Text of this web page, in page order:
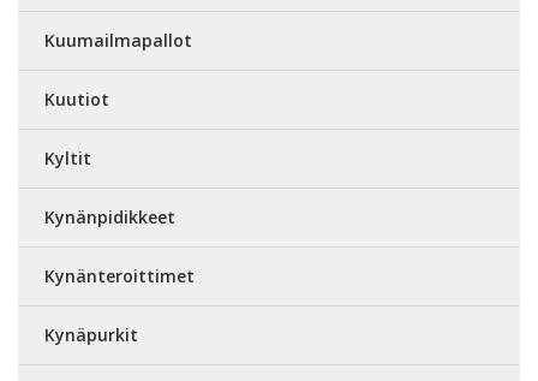
Kuumailmapallot
Kuutiot
Kyltit
Kynänpidikkeet
Kynänteroittimet
Kynäpurkit